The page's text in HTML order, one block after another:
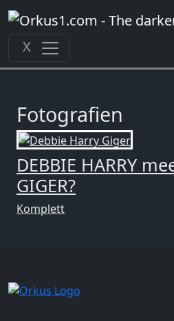
Zum
Inhalt
springen
X
Fotografien
DEBBIE HARRY
GIGER?
Komplett